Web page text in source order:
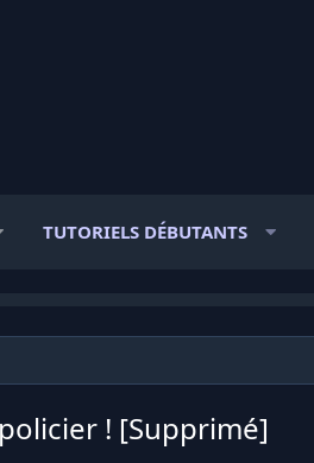
TUTORIELS DÉBUTANTS
! [Supprimé]